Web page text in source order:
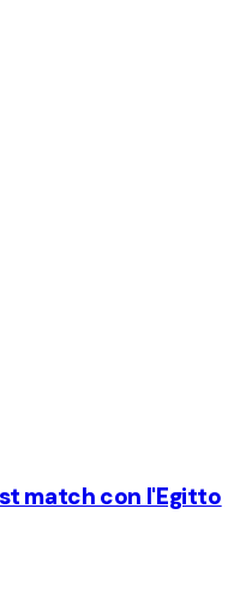
match con l'Egitto